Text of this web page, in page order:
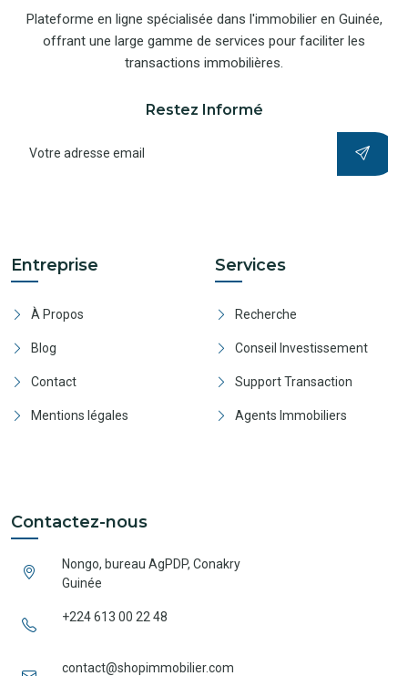
Plateforme en ligne spécialisée dans l'immobilier en Guinée,
offrant une large gamme de services pour faciliter les
transactions immobilières.
Restez Informé
Entreprise
À Propos
Blog
Contact
Mentions légales
Services
Recherche
Conseil Investissement
Support Transaction
Agents Immobiliers
Contactez-nous
Nongo, bureau AgPDP, Conakry
Guinée
+224 613 00 22 48
contact@shopimmobilier.com